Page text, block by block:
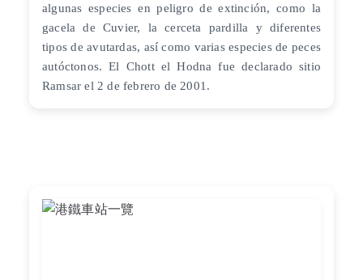
algunas especies en peligro de extinción, como la
gacela de Cuvier, la cerceta pardilla y diferentes
tipos de avutardas, así como varias especies de peces
autóctonos. El Chott el Hodna fue declarado sitio
Ramsar el 2 de febrero de 2001.